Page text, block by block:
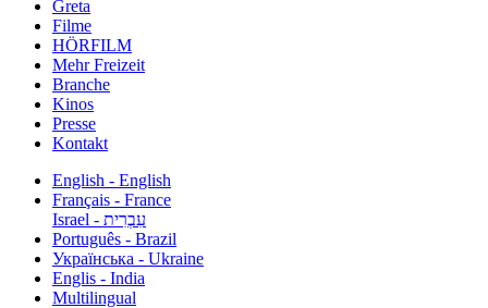
Greta
Filme
HÖRFILM
Mehr Freizeit
Branche
Kinos
Presse
Kontakt
English - English
Français - France
עִבְרִית - Israel
Português - Brazil
Українська - Ukraine
Englis - India
Multilingual